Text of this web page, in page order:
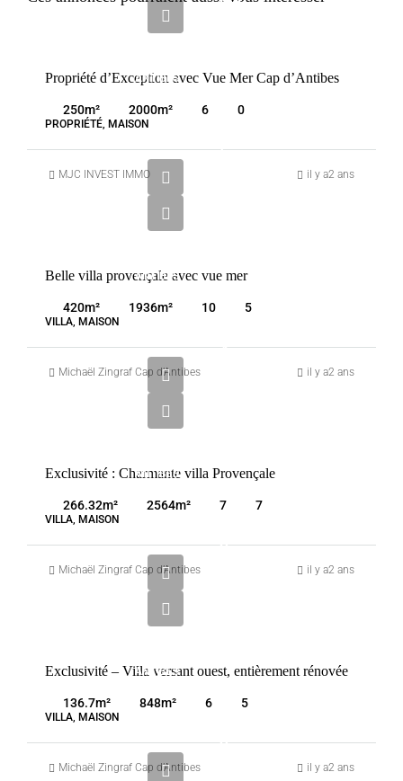
ANTIBES
Propriété d’Exception avec Vue Mer Cap d’Antibes
250m² 2000m² 6 0
PROPRIÉTÉ, MAISON
MJC INVEST IMMO il y a2 ans
ANTIBES
5
Belle villa provençale avec vue mer
420m² 1936m² 10 5
VILLA, MAISON
Michaël Zingraf Cap d’Antibes il y a2 ans
ANTIBES
4
Exclusivité : Charmante villa Provençale
266.32m² 2564m² 7 7
VILLA, MAISON
Michaël Zingraf Cap d’Antibes il y a2 ans
ANTIBES
3
Exclusivité – Villa versant ouest, entièrement rénovée
136.7m² 848m² 6 5
VILLA, MAISON
Michaël Zingraf Cap d’Antibes il y a2 ans
2